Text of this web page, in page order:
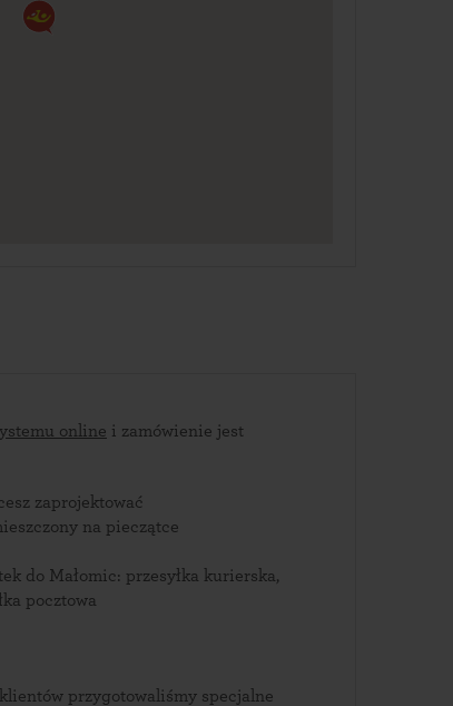
online i zamówienie jest
zaprojektować
na pieczątce
do Małomic: przesyłka kurierska,
pocztowa
przygotowaliśmy specjalne